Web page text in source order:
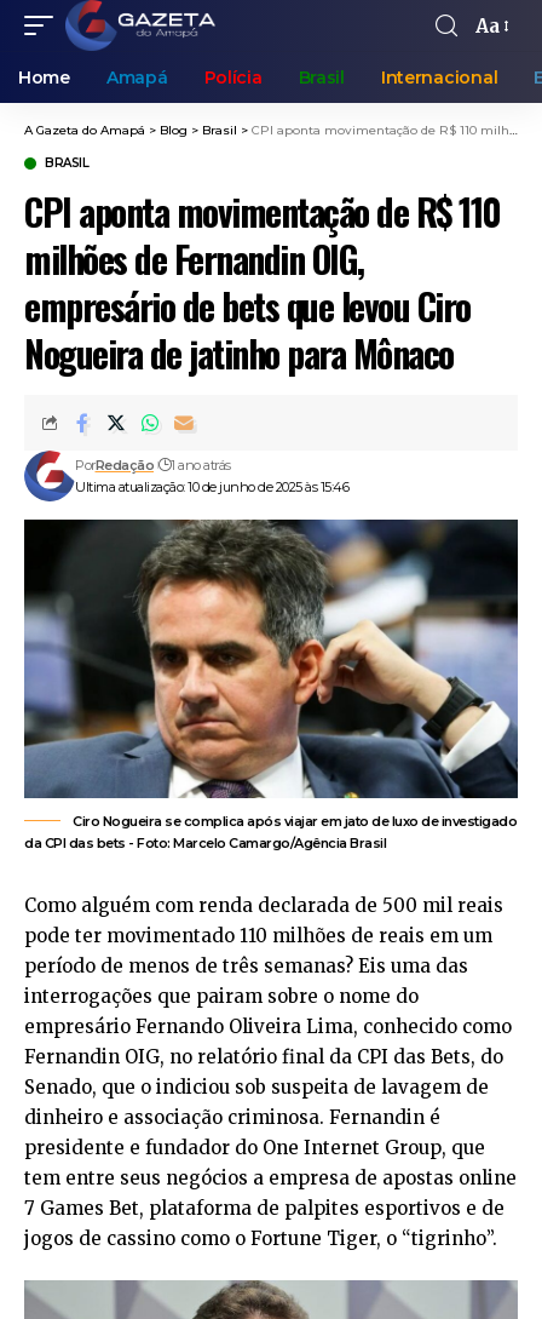
Aa
Home Amapá Polícia Brasil Internacional
A Gazeta do Amapá > Blog > Brasil > CPI aponta movimentação de R$ 110 milhões de Fernandin OIG, empresário de bets que levou Ciro Nogueira de jatinho para Mônaco
BRASIL
CPI aponta movimentação de R$ 110
milhões de Fernandin OIG,
empresário de bets que levou Ciro
Nogueira de jatinho para Mônaco
Ultima atualização: 10 de junho de 2025 às 15:46
PorRedação 1 ano atrás
Ciro Nogueira se complica após viajar em jato de luxo de investigado
da CPI das bets - Foto: Marcelo Camargo/Agência Brasil
Como alguém com renda declarada de 500 mil reais
pode ter movimentado 110 milhões de reais em um
período de menos de três semanas? Eis uma das
interrogações que pairam sobre o nome do
empresário Fernando Oliveira Lima, conhecido como
Fernandin OIG, no relatório final da CPI das Bets, do
Senado, que o indiciou sob suspeita de lavagem de
dinheiro e associação criminosa. Fernandin é
presidente e fundador do One Internet Group, que
tem entre seus negócios a empresa de apostas online
7 Games Bet, plataforma de palpites esportivos e de
jogos de cassino como o Fortune Tiger, o “tigrinho”.